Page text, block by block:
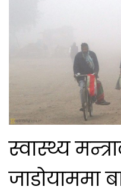
स्वास्थ्य
जाडोयाममा